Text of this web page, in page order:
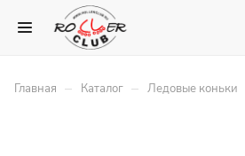
Главная – Каталог – Ледовые коньки